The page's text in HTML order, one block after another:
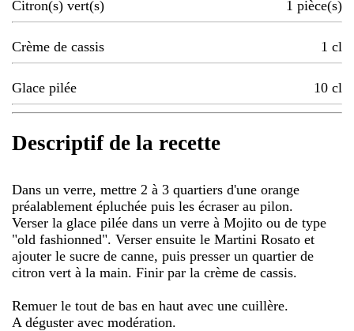
Citron(s) vert(s) 1 pièce(s)
Crème de cassis 1 cl
Glace pilée 10 cl
Descriptif de la recette
Dans un verre, mettre 2 à 3 quartiers d'une orange
préalablement épluchée puis les écraser au pilon.
Verser la glace pilée dans un verre à Mojito ou de type
"old fashionned". Verser ensuite le Martini Rosato et
ajouter le sucre de canne, puis presser un quartier de
citron vert à la main. Finir par la crème de cassis.
Remuer le tout de bas en haut avec une cuillère.
A déguster avec modération.